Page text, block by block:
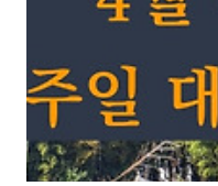
일 예배로 저희를 불러 주시니